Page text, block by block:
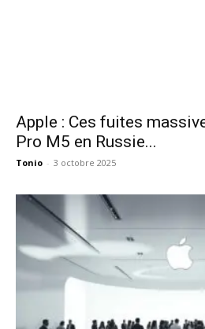
Apple : Ces fuites
Pro M5 en Russie...
Tonio - 3 octobre 2025